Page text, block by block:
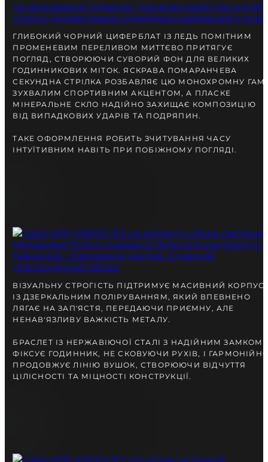
ПОРАДЬТЕСЯ
З НАШИМ ЕКСПЕРТОМ
ГЛИБОКИЙ ЧОРНИЙ ЦИФЕРБЛАТ ІЗ ЛЕДЬ ПОМІТНИМ
ПРОМЕНЕВИМ ПЕРЕЛИВОМ МИТТЄВО ПРИТЯГУЄ
ПОГЛЯД, СТВОРЮЮЧИ СУВОРИЙ ФОН ДЛЯ ВЕЛИКИХ
ГОДИННИКОВИХ МІТОК. ЯСКРАВА ПОМАРАНЧЕВА
СЕКУНДНА СТРІЛКА РОЗБАВЛЯЄ ЦЮ МОНОХРОМНУ
ЗУХВАЛИМ СПОРТИВНИМ АКЦЕНТОМ, А ПЛАСКЕ
МІНЕРАЛЬНЕ СКЛО НАДІЙНО ЗАХИЩАЄ КОМПОЗИЦІЮ
ВІД ВИПАДКОВИХ УДАРІВ ТА ПОДРЯПИН.
ТАКЕ ОФОРМЛЕННЯ РОБИТЬ ЗЧИТУВАННЯ ЧАСУ
ІНТУЇТИВНИМ НАВІТЬ ПРИ ПОБІЖНОМУ ПОГЛЯДІ.
ВІЗУАЛЬНУ СТРОГІСТЬ ПІДТРИМУЄ МАСИВНИЙ КОРПУС
ІЗ ДЗЕРКАЛЬНИМ ПОЛІРУВАННЯМ, ЯКИЙ ВПЕВНЕНО
ЛЯГАЄ НА ЗАП'ЯСТЯ, ПЕРЕДАЮЧИ ПРИЄМНУ, АЛЕ
НЕНАВ'ЯЗЛИВУ ВАЖКІСТЬ МЕТАЛУ.
БРАСЛЕТ ІЗ НЕРЖАВІЮЧОЇ СТАЛІ З НАДІЙНИМ ЗАМКОМ
ФІКСУЄ ГОДИННИК, НЕ СКОВУЮЧИ РУХІВ, І
ПРОДОВЖУЄ ЛІНІЮ ВУШОК, СТВОРЮЮЧИ ВІДЧУТТЯ
ЦІЛІСНОСТІ ТА МІЦНОСТІ КОНСТРУКЦІЇ.